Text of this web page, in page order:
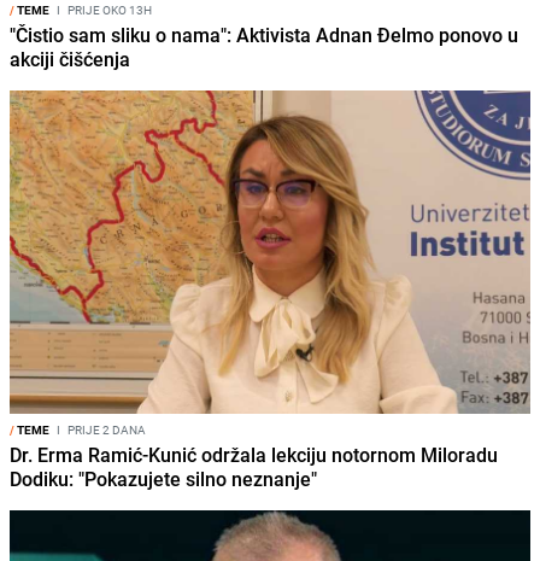
/TEME I PRIJE OKO 13H
"Čistio sam sliku o nama": Aktivista Adnan Đelmo ponovo u
akciji čišćenja
/TEME I PRIJE 2 DANA
Dr. Erma Ramić-Kunić održala lekciju notornom Miloradu
Dodiku: "Pokazujete silno neznanje"